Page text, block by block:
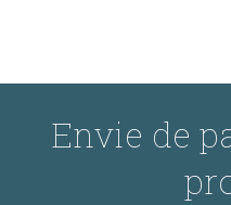
Envie de